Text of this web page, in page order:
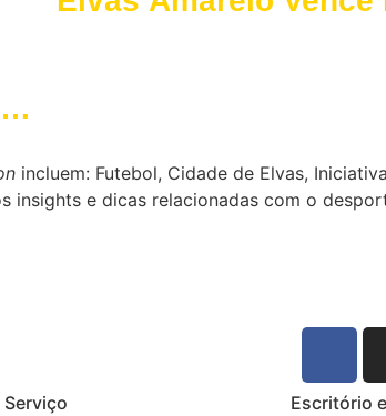
incluem: Futebol, Cidade de Elvas,
insights e dicas relacionadas com o
Escritório